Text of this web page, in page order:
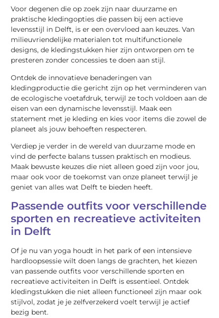
Voor degenen die op zoek zijn naar duurzame en
praktische kledingopties die passen bij een actieve
levensstijl in Delft, is er een overvloed aan keuzes. Van
milieuvriendelijke materialen tot multifunctionele
designs, de kledingstukken hier zijn ontworpen om te
presteren zonder concessies te doen aan stijl.
Ontdek de innovatieve benaderingen van
kledingproductie die gericht zijn op het verminderen van
de ecologische voetafdruk, terwijl ze toch voldoen aan de
eisen van een dynamische levensstijl. Maak een
statement met je kleding en kies voor items die zowel de
planeet als jouw behoeften respecteren.
Verdiep je verder in de wereld van duurzame mode en
vind de perfecte balans tussen praktisch en modieus.
Maak bewuste keuzes die niet alleen goed zijn voor jou,
maar ook voor de toekomst van onze planeet terwijl je
geniet van alles wat Delft te bieden heeft.
Passende outfits voor verschillende
sporten en recreatieve activiteiten
in Delft
Of je nu van yoga houdt in het park of een intensieve
hardloopsessie wilt doen langs de grachten, het kiezen
van passende outfits voor verschillende sporten en
recreatieve activiteiten in Delft is essentieel. Ontdek
kledingstukken die niet alleen functioneel zijn maar ook
stijlvol, zodat je je zelfverzekerd voelt terwijl je actief
bezig bent.